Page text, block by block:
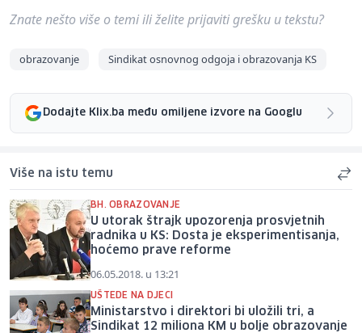
Znate nešto više o temi ili želite prijaviti grešku u tekstu?
obrazovanje Sindikat osnovnog odgoja i obrazovanja KS
Dodajte Klix.ba među omiljene izvore na Googlu
Više na istu temu
BH. OBRAZOVANJE
U utorak štrajk upozorenja prosvjetnih
radnika u KS: Dosta je eksperimentisanja,
hoćemo prave reforme
06.05.2018. u 13:21
UŠTEDE NA DJECI
Ministarstvo i direktori bi uložili tri, a
Sindikat 12 miliona KM u bolje obrazovanje